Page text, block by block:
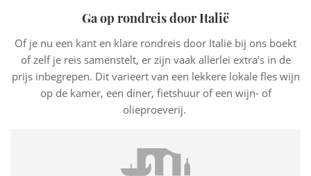
Ga op rondreis door Italië
Of je nu een kant en klare rondreis door Italië bij ons boekt
of zelf je reis samenstelt, er zijn vaak allerlei extra's in de
prijs inbegrepen. Dit varieert van een lekkere lokale fles wijn
op de kamer, een diner, fietshuur of een wijn- of
olieproeverij.